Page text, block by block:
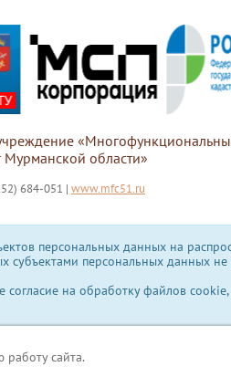
Мурманской области»
684-051 | www.mfc51.ru
персональных данных на
субъектами персональных данных не
согласие на обработку файлов
сайта.